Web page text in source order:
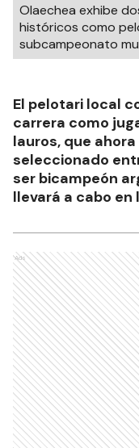
Olaechea exhibe
históricos como
subcampeonato
El pelotari local
carrera como
lauros, que
seleccionado
ser bicampeón
llevará a cabo en
Ads